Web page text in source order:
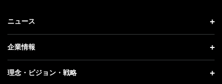
ニュース
ニュース トップ
プレスリリース
企業情報
企業情報 トップ
理念・ビジョン・戦略